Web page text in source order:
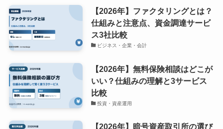
【2026年】ファクタリングとは？
仕組みと注意点、資金調達サービ
ス3社比較
ビジネス・企業・会計
【2026年】無料保険相談はどこが
いい？仕組みの理解と3サービス
比較
投資・資産運用
【2026年】暗号資産取引所の選び